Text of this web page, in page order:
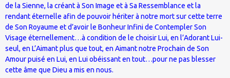
de la Sienne, la créant à Son Image et à Sa Ressemblance et la
rendant éternelle afin de pouvoir hériter à notre mort sur cette terre
de Son Royaume et d’avoir le Bonheur Infini de Contempler Son
Visage éternellement…à condition de le choisir Lui, en l’Adorant Lui-
seul, en L’Aimant plus que tout, en Aimant notre Prochain de Son
Amour puisé en Lui, en Lui obéissant en tout…pour ne pas blesser
cette âme que Dieu a mis en nous.